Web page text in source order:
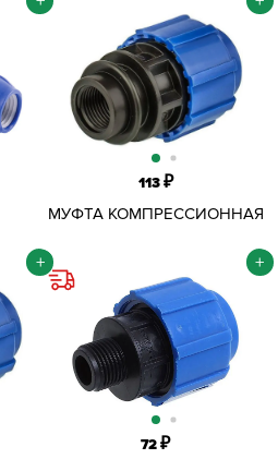
113₽
МУФТА КОМПРЕССИОННАЯ
+
72₽
+